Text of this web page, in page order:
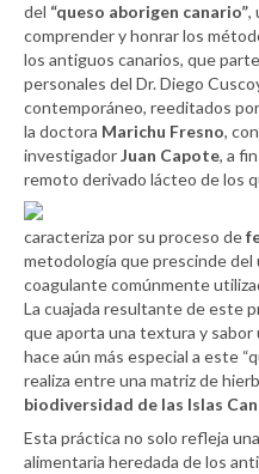
del “queso aborigen canario”,
comprender y honrar los
los antiguos canarios, que
personales del Dr. Diego
contemporáneo, reeditados
la doctora Marichu Fresno,
investigadorJuan Capote, a
remoto derivado lácteo de los
caracteriza por su proceso de
metodología que prescinde del
coagulante comúnmente
La cuajada resultante de este
que aporta una textura y sabor
hace aún más especial a este
realiza entre una matriz de
biodiversidad de las Islas
Esta práctica no solo refleja
alimentaria heredada de los